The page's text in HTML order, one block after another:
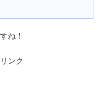
ね！
ンク